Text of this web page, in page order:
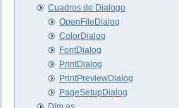
Cuadros de Dialogo
OpenFileDialog
ColorDialog
FontDialog
PrintDialog
PrintPreviewDialog
PageSetupDialog